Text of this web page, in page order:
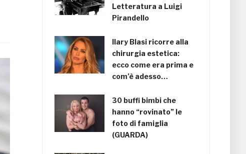
Letteratura a Luigi
Pirandello
Ilary Blasi ricorre alla
chirurgia estetica:
ecco come era prima e
com’è adesso…
30 buffi bimbi che
hanno “rovinato” le
foto di famiglia
(GUARDA)